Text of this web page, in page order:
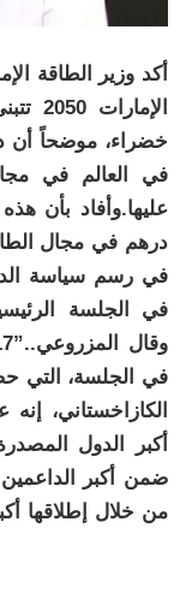
أكد وزير الطاقة
خضراء، موضحاً أن
في العالم في
درهم في مجال
في الجلسة
في الجلسة، التي
الكازاخستاني،
أكبر الدول
ضمن أكبر
من خلال إطلاقها